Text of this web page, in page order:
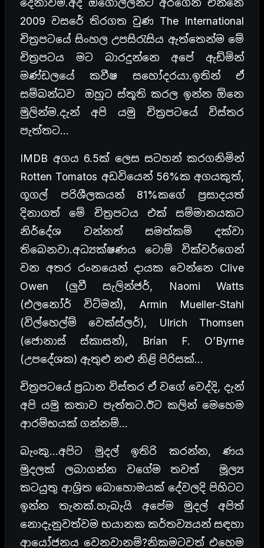
දෙනාවම.අද ඕගොල්ලන්ට අරගෙන එන්නෙ
2009 වසරේ තිරගත වුණ The International
චිත්‍රපටයේ සිංහල උපසිරැසිය ඇත්තෙන්ම මේ
චිත්‍රපටය මට බාරදුන්නෙ අපේ ඇඩ්මින්
මණ්ඩලයේ කවීෂ සහෝදරයා.ඉතින් ඒ
සම්බන්ධව ඔහුට ස්තූති කරල ඉන්න ඕනෙ
මුලින්ම.දැන් අපි යමු චිත්‍රපටයේ විස්තර
පැත්තට…
IMDB අගය 6.5ක් ලෙස සටහන් කරගනිමින්
Rotten Tomatos අඩවියෙන් 56%ක අගයකුත්,
ගූගල් පරිශීලකයන් 81%කගේ ප්‍රසාදයත්
දිනාගත් මේ චිත්‍රපටය එක් සම්මානයකට
නිර්දේශ වන්නත් සමත්කම් දක්වා
තිබෙනවා.අධ්‍යක්ෂණය ටොම් වික්වර්ගෙන්
වන අතර රංනයෙන් දායක වෙන්නෙ Clive
Owen (ලුවී සැලින්ජර්, Naomi Watts
(එලනෝර් විට්මන්), Armin Mueller-Stahl
(විල්හෙල්ම් වෙක්ස්ලර්), Ulrich Thomsen
(ජොනාස් ස්කාසන්), Brían F. O’Byrne
(උපදේශක) ඇතුළු නළු නිළි පිරිසක්…
චිත්‍රපටයේ ප්‍රධාන විස්තර ඒ වගේ වෙද්දි, දැන්
අපි යමු කතාව පැත්තට.ඊට කලින් මෙහෙම
ආරම්භයක් ගන්නම්…
බැංකු…අපිට මුදල් ඉතිරි කරන්න, ණය
මුදලක් ලබාගන්න වගේම තවත් මූල්‍ය
කටයුතු ආශ්‍රිත බොහොමයක් දේවලදි පිහිටට
ඉන්න තැනක්.හැබැයි අපේම මුදල් අපිත්
නොදැනුවත්වම භයානක කර්තව්‍යයන් සඳහා
ආයෝජනය වෙනවානම්?නිකමටවත් එහෙම